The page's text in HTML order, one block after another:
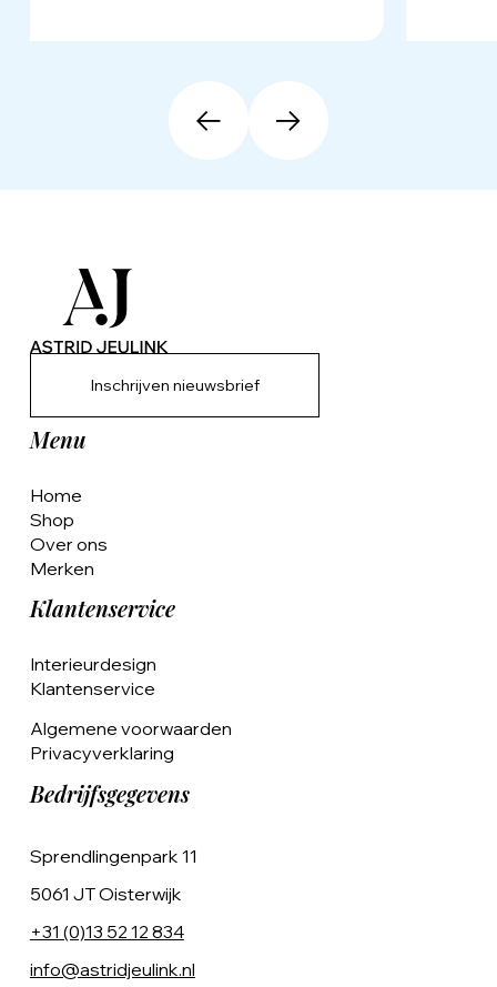
Inschrijven nieuwsbrief
Menu
Home
Shop
Over ons
Merken
Klantenservice
Interieurdesign
Klantenservice
Algemene voorwaarden
Privacyverklaring
Bedrijfsgegevens
Sprendlingenpark 11
5061 JT Oisterwijk
+31 (0)13 52 12 834
info@astridjeulink.nl